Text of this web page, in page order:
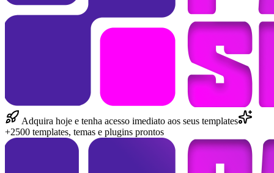
Adquira hoje e tenha acesso imediato aos seus templates
+2500 templates, temas e plugins prontos